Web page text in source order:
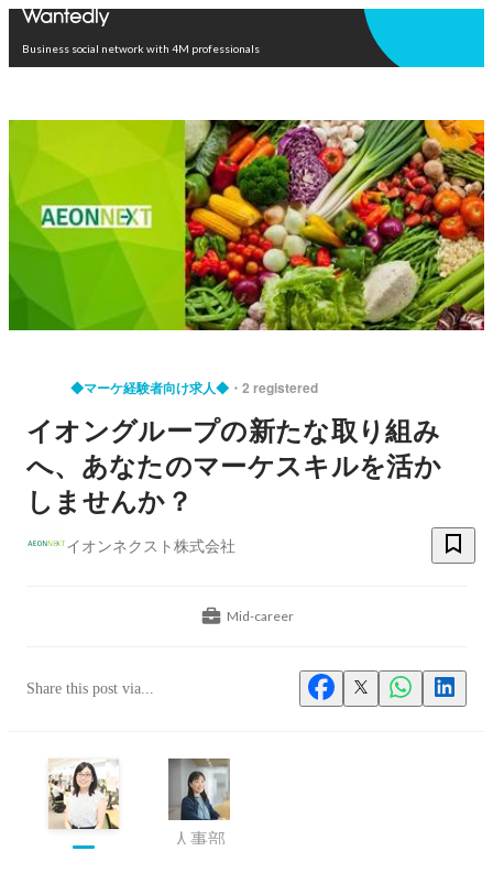
Business social network with 4M professionals
◆マーケ経験者向け求人◆ 2 registered
イオングループの新たな取り組み
へ、あなたのマーケスキルを活か
しませんか？
イオンネクスト株式会社
Mid-career
Share this post via...
人事部